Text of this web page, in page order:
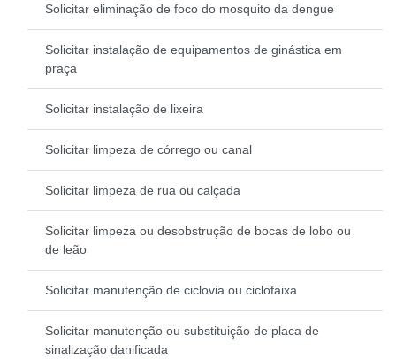
Solicitar eliminação de foco do mosquito da dengue
Solicitar instalação de equipamentos de ginástica em
praça
Solicitar instalação de lixeira
Solicitar limpeza de córrego ou canal
Solicitar limpeza de rua ou calçada
Solicitar limpeza ou desobstrução de bocas de lobo ou
de leão
Solicitar manutenção de ciclovia ou ciclofaixa
Solicitar manutenção ou substituição de placa de
sinalização danificada